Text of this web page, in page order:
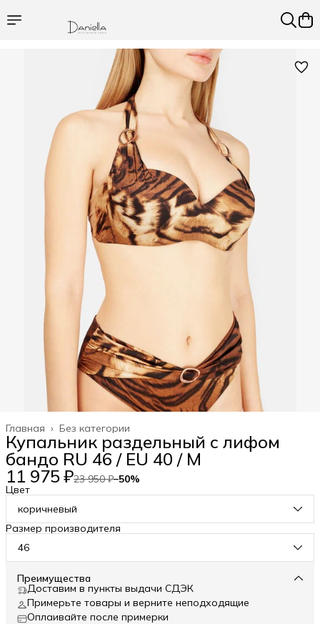
Без категории
Главная ›
Купальник раздельный с лифом
бандо RU 46 / EU 40 / M
11 975 ₽23 950 ₽−50%
Цвет
коричневый
Размер производителя
46
Преимущества
Доставим в пункты выдачи СДЭК
Примерьте товары и верните неподходящие
Оплаивайте после примерки